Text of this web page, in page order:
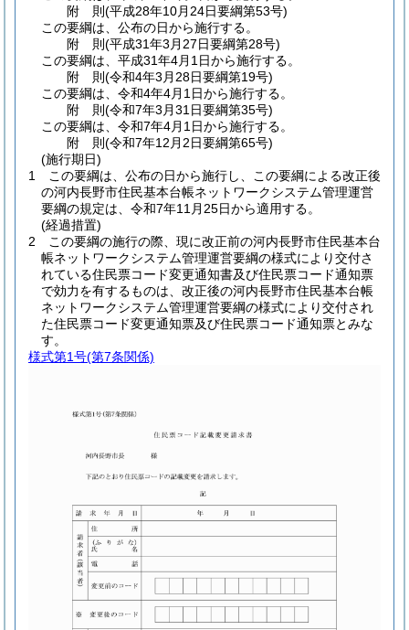
附 則(平成28年10月24日要綱第53号)
この要綱は、公布の日から施行する。
附 則(平成31年3月27日要綱第28号)
この要綱は、平成31年4月1日から施行する。
附 則(令和4年3月28日要綱第19号)
この要綱は、令和4年4月1日から施行する。
附 則(令和7年3月31日要綱第35号)
この要綱は、令和7年4月1日から施行する。
附 則(令和7年12月2日要綱第65号)
(施行期日)
1
この要綱は、公布の日から施行し、この要綱による改正後
の河内長野市住民基本台帳ネットワークシステム管理運営
要綱の規定は、令和7年11月25日から適用する。
(経過措置)
2
この要綱の施行の際、現に改正前の河内長野市住民基本台
帳ネットワークシステム管理運営要綱の様式により交付さ
れている住民票コード変更通知書及び住民票コード通知票
で効力を有するものは、改正後の河内長野市住民基本台帳
ネットワークシステム管理運営要綱の様式により交付され
た住民票コード変更通知票及び住民票コード通知票とみな
す。
様式第1号(第7条関係)